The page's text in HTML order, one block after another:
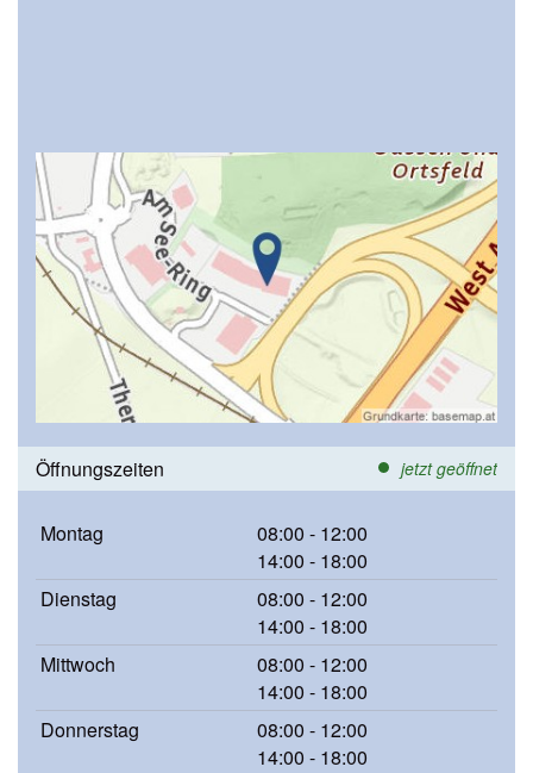
Öffnungszeiten jetzt geöffnet
Montag
08:00 - 12:00
14:00 - 18:00
Dienstag
08:00 - 12:00
14:00 - 18:00
Mittwoch
08:00 - 12:00
14:00 - 18:00
Donnerstag
08:00 - 12:00
14:00 - 18:00